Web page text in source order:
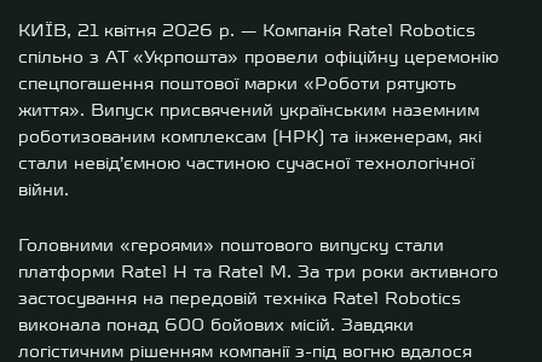
КИЇВ, 21 квітня 2026 р. — Компанія Ratel Robotics
спільно з АТ «Укрпошта» провели офіційну церемонію
спецпогашення поштової марки «Роботи рятують
життя». Випуск присвячений українським наземним
роботизованим комплексам (НРК) та інженерам, які
стали невід’ємною частиною сучасної технологічної
війни.
Головними «героями» поштового випуску стали
платформи Ratel Н та Ratel M. За три роки активного
застосування на передовій техніка Ratel Robotics
виконала понад 600 бойових місій. Завдяки
логістичним рішенням компанії з-під вогню вдалося